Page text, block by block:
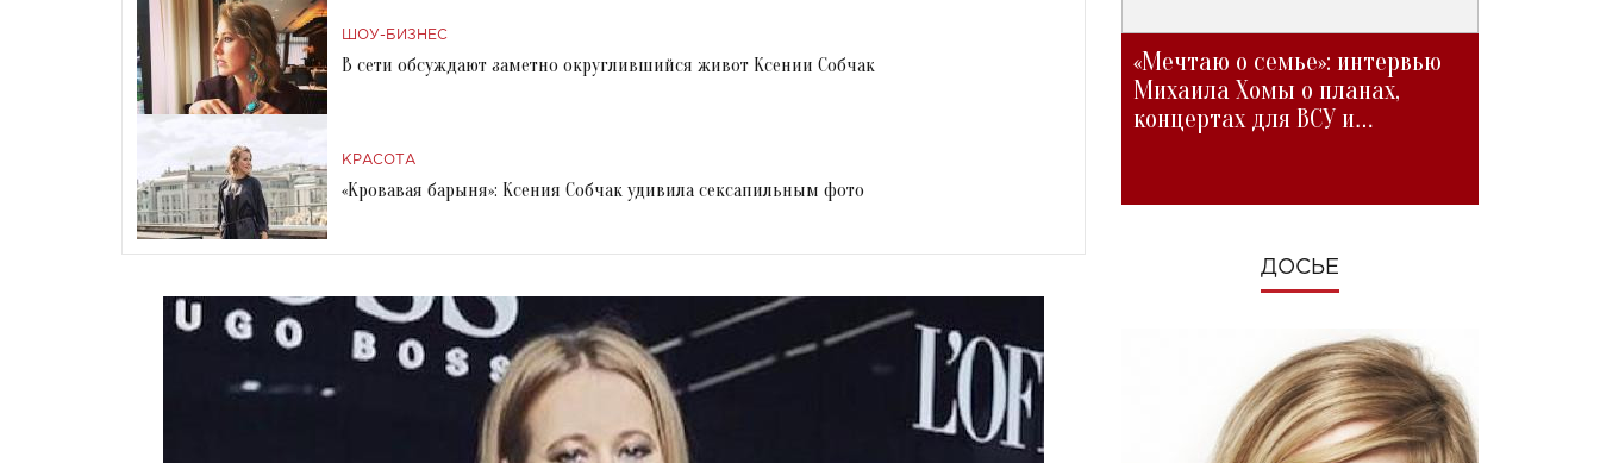
ШОУ-БИЗНЕС
В сети обсуждают заметно округлившийся живот Ксении Собчак
КРАСОТА
«Кровавая барыня»: Ксения Собчак удивила сексапильным фото
«Мечтаю о семье»: интервью
Михаила Хомы о планах,
концертах для ВСУ и
ДОСЬЕ